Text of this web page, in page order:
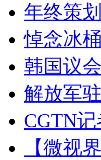
年终策
悼念冰
韩国议
解放军
CGTN
【微视